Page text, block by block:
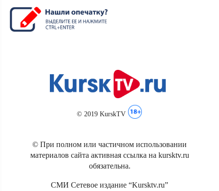
© 2019 KurskTV
© При полном или частичном использовании
материалов сайта активная ссылка на kursktv.ru
обязательна.
СМИ Сетевое издание “Kursktv.ru”